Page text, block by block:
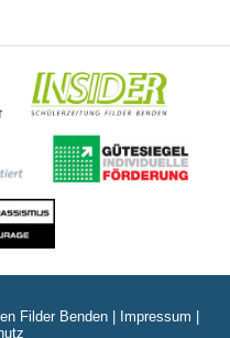
Filder Benden | Impressum |